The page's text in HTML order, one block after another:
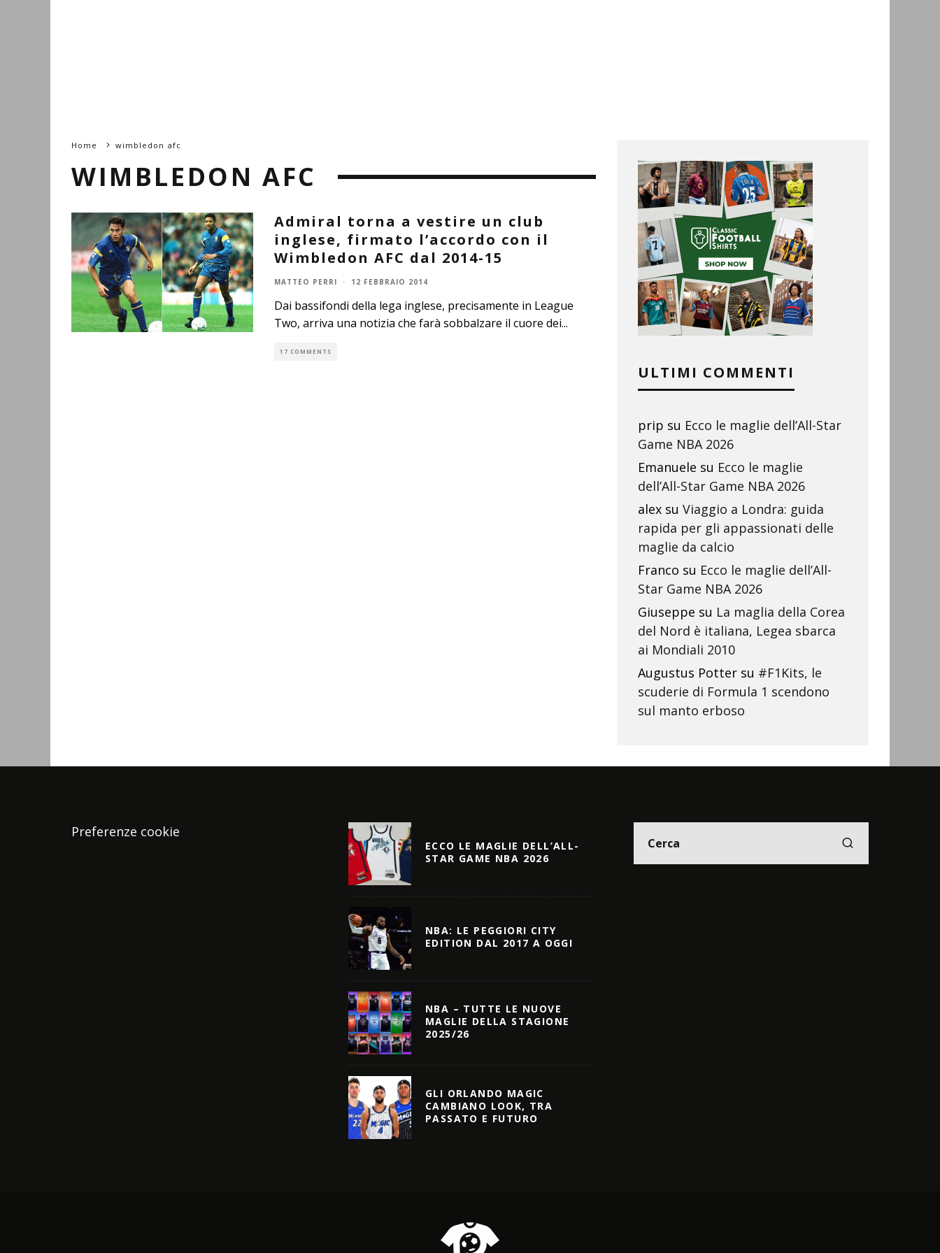
Home wimbledon afc
WIMBLEDON AFC
Admiral torna a vestire un club
inglese, firmato l’accordo con il
Wimbledon AFC dal 2014-15
MATTEO PERRI · 12 FEBBRAIO 2014
Dai bassifondi della lega inglese, precisamente in League
Two, arriva una notizia che farà sobbalzare il cuore dei...
17 COMMENTS
ULTIMI COMMENTI
prip su Ecco le maglie dell’All-Star
Game NBA 2026
Emanuele su Ecco le maglie
dell’All-Star Game NBA 2026
alex su Viaggio a Londra: guida
rapida per gli appassionati delle
maglie da calcio
Franco su Ecco le maglie dell’All-
Star Game NBA 2026
Giuseppe su La maglia della Corea
del Nord è italiana, Legea sbarca
ai Mondiali 2010
Augustus Potter su #F1Kits, le
scuderie di Formula 1 scendono
sul manto erboso
Preferenze cookie
ECCO LE MAGLIE DELL’ALL-
STAR GAME NBA 2026
NBA: LE PEGGIORI CITY
EDITION DAL 2017 A OGGI
NBA – TUTTE LE NUOVE
MAGLIE DELLA STAGIONE
2025/26
GLI ORLANDO MAGIC
CAMBIANO LOOK, TRA
PASSATO E FUTURO